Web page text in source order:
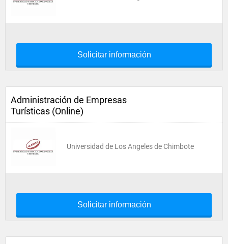
Solicitar información
Administración de Empresas
Turísticas (Online)
Universidad de Los Angeles de Chimbote
Solicitar información